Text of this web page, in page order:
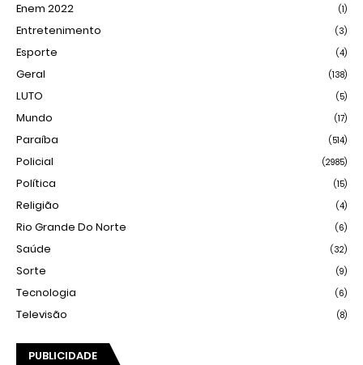
Enem 2022 (1)
Entretenimento (3)
Esporte (4)
Geral (138)
LUTO (5)
Mundo (17)
Paraíba (514)
Policial (2985)
Política (15)
Religião (4)
Rio Grande Do Norte (6)
Saúde (32)
Sorte (9)
Tecnologia (6)
Televisão (8)
PUBLICIDADE